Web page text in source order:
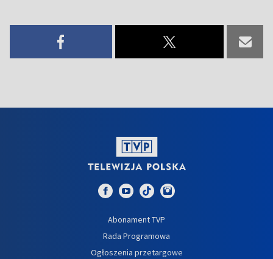
Abonament TVP
Rada Programowa
Ogłoszenia przetargowe